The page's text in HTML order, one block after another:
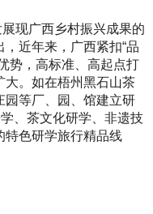
现广西乡村振兴成果的
近年来，广西紧扣“品
势，高标准、高起点打
大。如在梧州黑石山茶
园等厂、园、馆建立研
、茶文化研学、非遗技
特色研学旅行精品线